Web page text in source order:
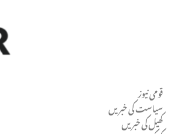
Menuقومی نیوز
سیاست کی خبریں
کھیل کی خبریں